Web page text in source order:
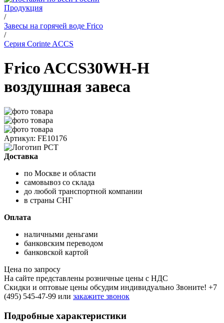
Продукция
/
Завесы на горячей воде Frico
/
Серия Corinte ACCS
Frico ACCS30WH-H
воздушная завеса
Артикул: FE10176
Доставка
по Москве и области
самовывоз со склада
до любой транспортной компании
в страны СНГ
Оплата
наличными деньгами
банковским переводом
банковской картой
Цена по запросу
На сайте представлены розничные цены с НДС
Скидки и оптовые цены обсудим индивидуально Звоните! +7
(495) 545-47-99 или закажите звонок
Подробные характеристики